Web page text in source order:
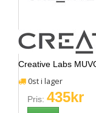
Creative Labs
0st i lager
Pris: 435kr